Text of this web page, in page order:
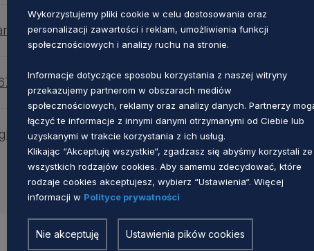
Infrastruktury Żeglarskiej
95/25 Standardy Żeglarskie
- rysunki i wizualizacje
Wykorzystujemy pliki cookie w celu dostosowania oraz
personalizacji zawartości i reklam, umożliwienia funkcji
społecznościowych i analizy ruchu na stronie.
Informacje dotyczące sposobu korzystania z naszej witryny
przekazujemy partnerom w obszarach mediów
społecznościowych, reklamy oraz analizy danych. Partnerzy
łączyć te informacje z innymi danymi otrzymanymi od Ciebie lub
uzyskanymi w trakcie korzystania z ich usług.
Klikając “Akceptuję wszystkie“, zgadzasz się abyśmy korzystali ze
wszystkich rodzajów cookies. Aby samemu zdecydować, które
rodzaje cookies akceptujesz, wybierz “Ustawienia“. Więcej
informacji w Polityce prywatności
Nie akceptuję Ustawienia pików cookies